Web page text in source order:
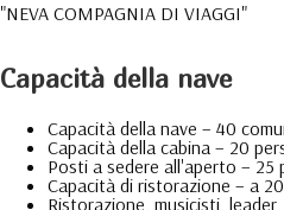
"NEVA COMPAGNIA DI VIAGGI"
Capacità della nave
Capacità della nave – 40
Capacità della cabina – 20
Posti a sedere all'aperto – 25
Capacità di ristorazione – a
Ristorazione, musicisti,